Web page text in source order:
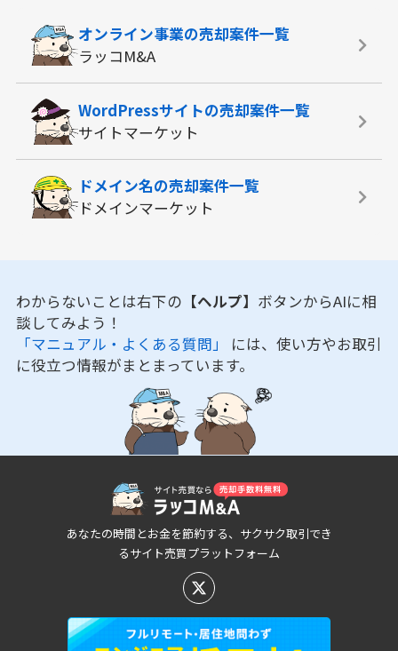
オンライン事業の売却案件一覧
ラッコM&A
WordPressサイトの売却案件一覧
サイトマーケット
ドメイン名の売却案件一覧
ドメインマーケット
わからないことは右下の 【ヘルプ】 ボタンからAIに相
談してみよう！
「マニュアル・よくある質問」 には、使い方やお取引
に役立つ情報がまとまっています。
あなたの時間とお金を節約する、サクサク取引でき
るサイト売買プラットフォーム